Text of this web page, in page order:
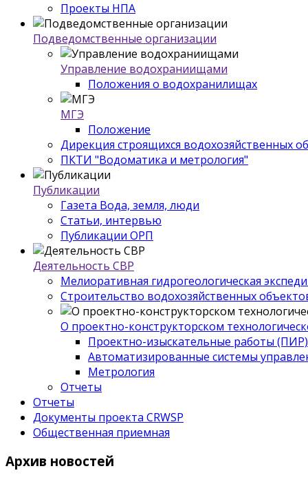
Проекты НПА
Подведомственные организации
Управление водохраниищами
Положения о водохранилищах
МГЭ
Положение
Дирекция строящихся водохозяйственных
ПКТИ "Водоматика и метрология"
Публикации
Газета Вода, земля, люди
Статьи, интервью
Публикации ОРП
Деятельность СВР
Мелиоративная гидрогеологическая
Строительство водохозяйственных
О проектно-конструкторском
Проектно-изыскательные работы (ПИР)
Автоматизированные системы
Метрология
Отчеты
Отчеты
Документы проекта CRWSP
Общественная приемная
Архив новостей